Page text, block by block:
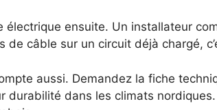
électrique ensuite. Un installateur
de câble sur un circuit déjà chargé,
aussi. Demandez la fiche
durabilité dans les climats